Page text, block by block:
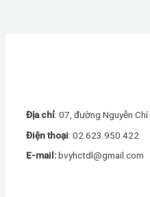
Địa chỉ: 07, đường Nguyễn
Điện thoại: 02.623.950.422
E-mail:bvyhctdl@gmail.com